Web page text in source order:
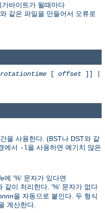
바이트가 될때마다
와 같은 파일을 만들어서 오류로
rotationtime [ offset ]] |
을 사용한다. (BST나 DST와 같
에서 -l을 사용하면 예기치 않은
에 '%' 문자가 있다면
같이 처리한다. '%' 문자가 없다
을 자동으로 붙인다. 두 형식
계산한다.